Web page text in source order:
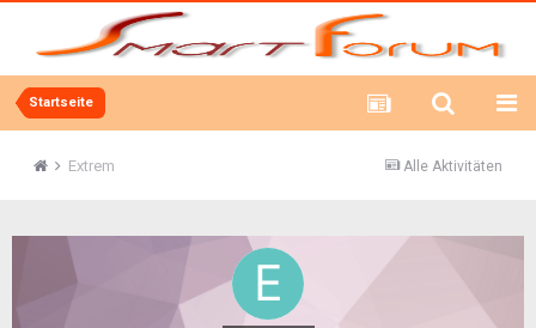
Startseite
Alle Aktivitäten
Extrem